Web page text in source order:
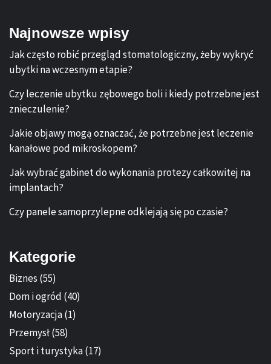
Najnowsze wpisy
Jak często robić przegląd stomatologiczny, żeby wykryć
ubytki na wczesnym etapie?
Czy leczenie ubytku zębowego boli i kiedy potrzebne jest
znieczulenie?
Jakie objawy mogą oznaczać, że potrzebne jest leczenie
kanałowe pod mikroskopem?
Jak wybrać gabinet do wykonania protezy całkowitej na
implantach?
Czy panele samoprzylepne odklejają się po czasie?
Kategorie
Biznes (55)
Dom i ogród (40)
Motoryzacja(1)
Przemysł(58)
Sport i turystyka(17)